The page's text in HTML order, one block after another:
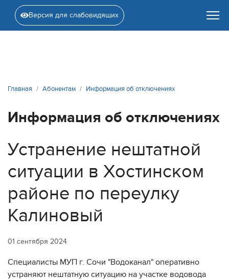
Версия для слабовидящих
Главная Абонентам Информация об отключениях
Информация об отключениях
Устранение нештатной
ситуации в Хостинском
районе по переулку
Калиновый
01 сентября 2024
Специалисты МУП г. Сочи "Водоканал" оперативно
устраняют нештатную ситуацию на участке водовода